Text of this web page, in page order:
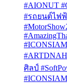
#AIONUT
#รถยนต์ไฟฟ้
ศิลป์